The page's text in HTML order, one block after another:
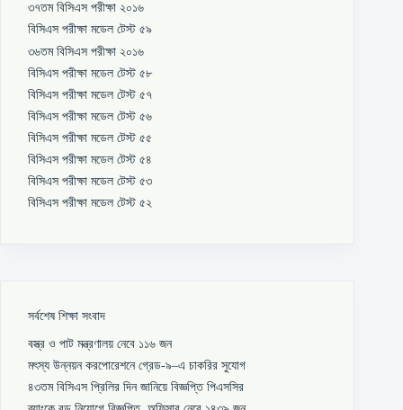
৩৭তম বিসিএস পরীক্ষা ২০১৬
বিসিএস পরীক্ষা মডেল টেস্ট ৫৯
৩৬তম বিসিএস পরীক্ষা ২০১৬
বিসিএস পরীক্ষা মডেল টেস্ট ৫৮
বিসিএস পরীক্ষা মডেল টেস্ট ৫৭
বিসিএস পরীক্ষা মডেল টেস্ট ৫৬
বিসিএস পরীক্ষা মডেল টেস্ট ৫৫
বিসিএস পরীক্ষা মডেল টেস্ট ৫৪
বিসিএস পরীক্ষা মডেল টেস্ট ৫৩
বিসিএস পরীক্ষা মডেল টেস্ট ৫২
সর্বশেষ শিক্ষা সংবাদ
বস্ত্র ও পাট মন্ত্রণালয় নেবে ১১৬ জন
মৎস্য উন্নয়ন করপোরেশনে গ্রেড-৯–এ চাকরির সুযোগ
৪৩তম বিসিএস প্রিলির দিন জানিয়ে বিজ্ঞপ্তি পিএসসির